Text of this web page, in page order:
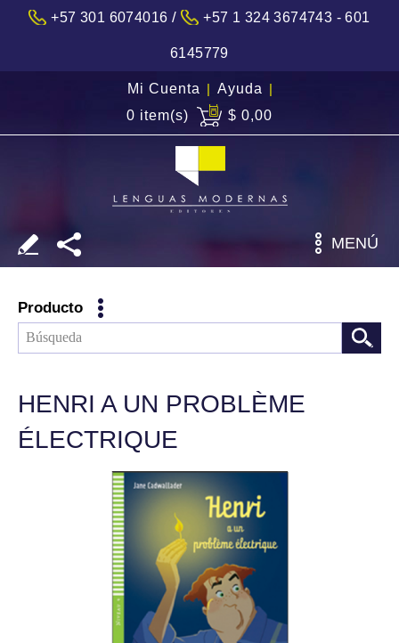
+57 301 6074016 / +57 1 324 3674743 - 601
6145779
Mi Cuenta | Ayuda |
0 item(s)
$ 0,00
MENÚ
Producto
HENRI A UN PROBLÈME
ÉLECTRIQUE